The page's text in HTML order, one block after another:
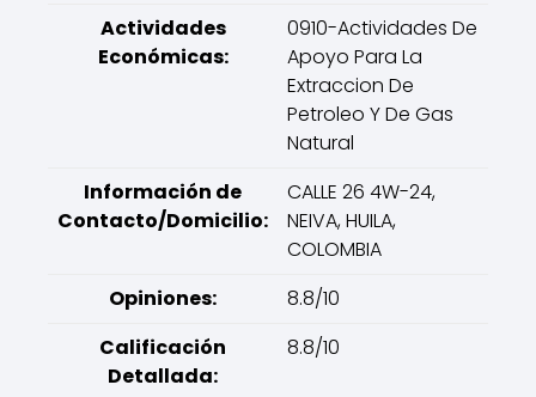
Actividades
Económicas:
0910-Actividades De
Apoyo Para La
Extraccion De
Petroleo Y De Gas
Natural
Información de
Contacto/Domicilio:
CALLE 26 4W-24,
NEIVA, HUILA,
COLOMBIA
Opiniones:
8.8/10
Calificación
Detallada:
8.8/10